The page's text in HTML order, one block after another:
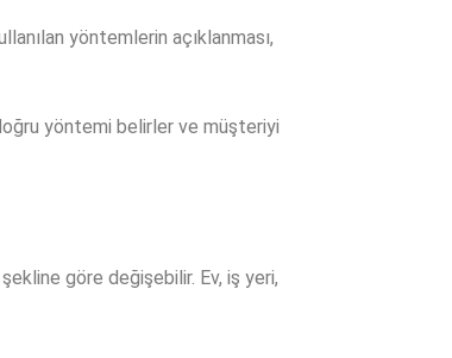
yöntemlerin açıklanması,
yöntemi belirler ve müşteriyi
göre değişebilir. Ev, iş yeri,